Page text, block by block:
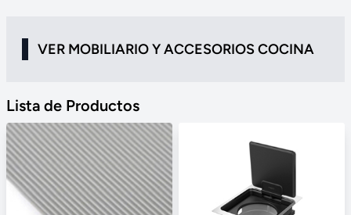
VER MOBILIARIO Y ACCESORIOS COCINA
Lista de Productos